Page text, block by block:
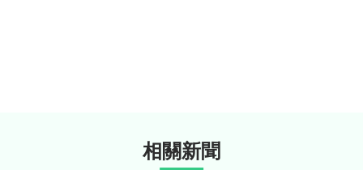
相關新聞